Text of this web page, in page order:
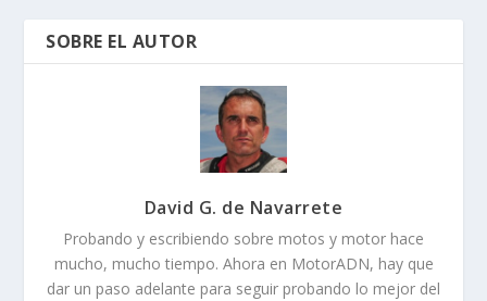
SOBRE EL AUTOR
David G. de Navarrete
Probando y escribiendo sobre motos y motor hace
mucho, mucho tiempo. Ahora en MotorADN, hay que
dar un paso adelante para seguir probando lo mejor del